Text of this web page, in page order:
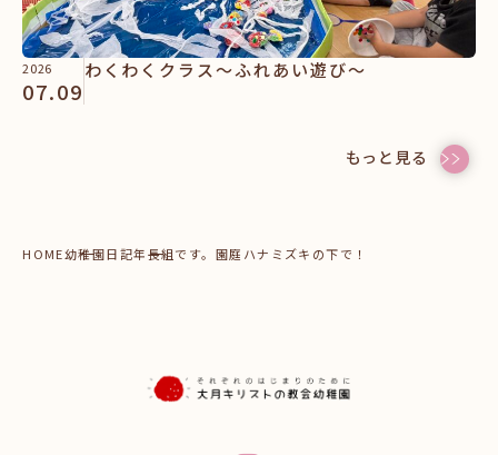
2026
07.09
わくわくクラス～ふれあい遊び～
もっと見る
HOME幼稚園日記年長組です。園庭ハナミズキの下で！